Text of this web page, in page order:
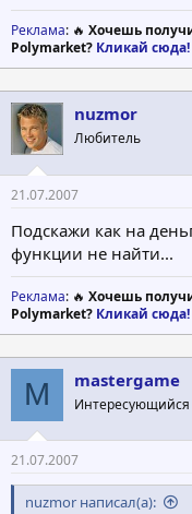
Реклама: 🔥 Хочешь
Polymarket? Кликай сюда!
nuzmor
Любитель
21.07.2007
Подскажи как на
функции не найти...
Реклама: 🔥 Хочешь
Polymarket? Кликай сюда!
M mastergame
Интересующийся
21.07.2007
nuzmor написал(а):